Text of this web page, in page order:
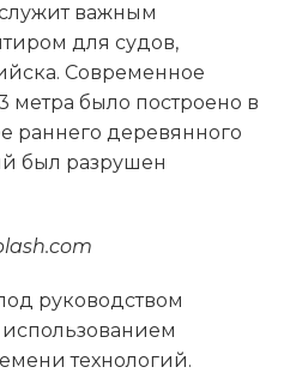
важным
для судов,
Современное
метра было построено в
раннего деревянного
был разрушен
руководством
технологий.